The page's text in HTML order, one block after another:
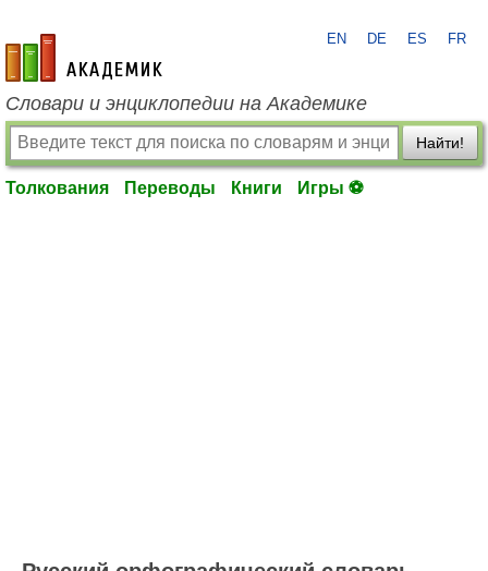
academic.ru
EN DE ES FR
Словари и энциклопедии на Академике
Найти!
Толкования Переводы Книги Игры ⚽